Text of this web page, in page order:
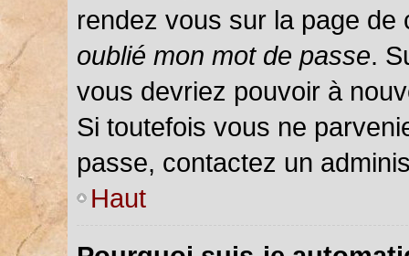
rendez vous sur la page
oublié mon mot de passe.
vous devriez pouvoir à
Si toutefois vous ne
passe, contactez un
Haut